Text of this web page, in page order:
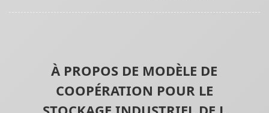
À PROPOS DE MODÈLE DE
COOPÉRATION POUR LE